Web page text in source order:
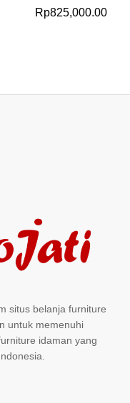
Rp825,000.00
situs belanja furniture
untuk memenuhi
idaman yang